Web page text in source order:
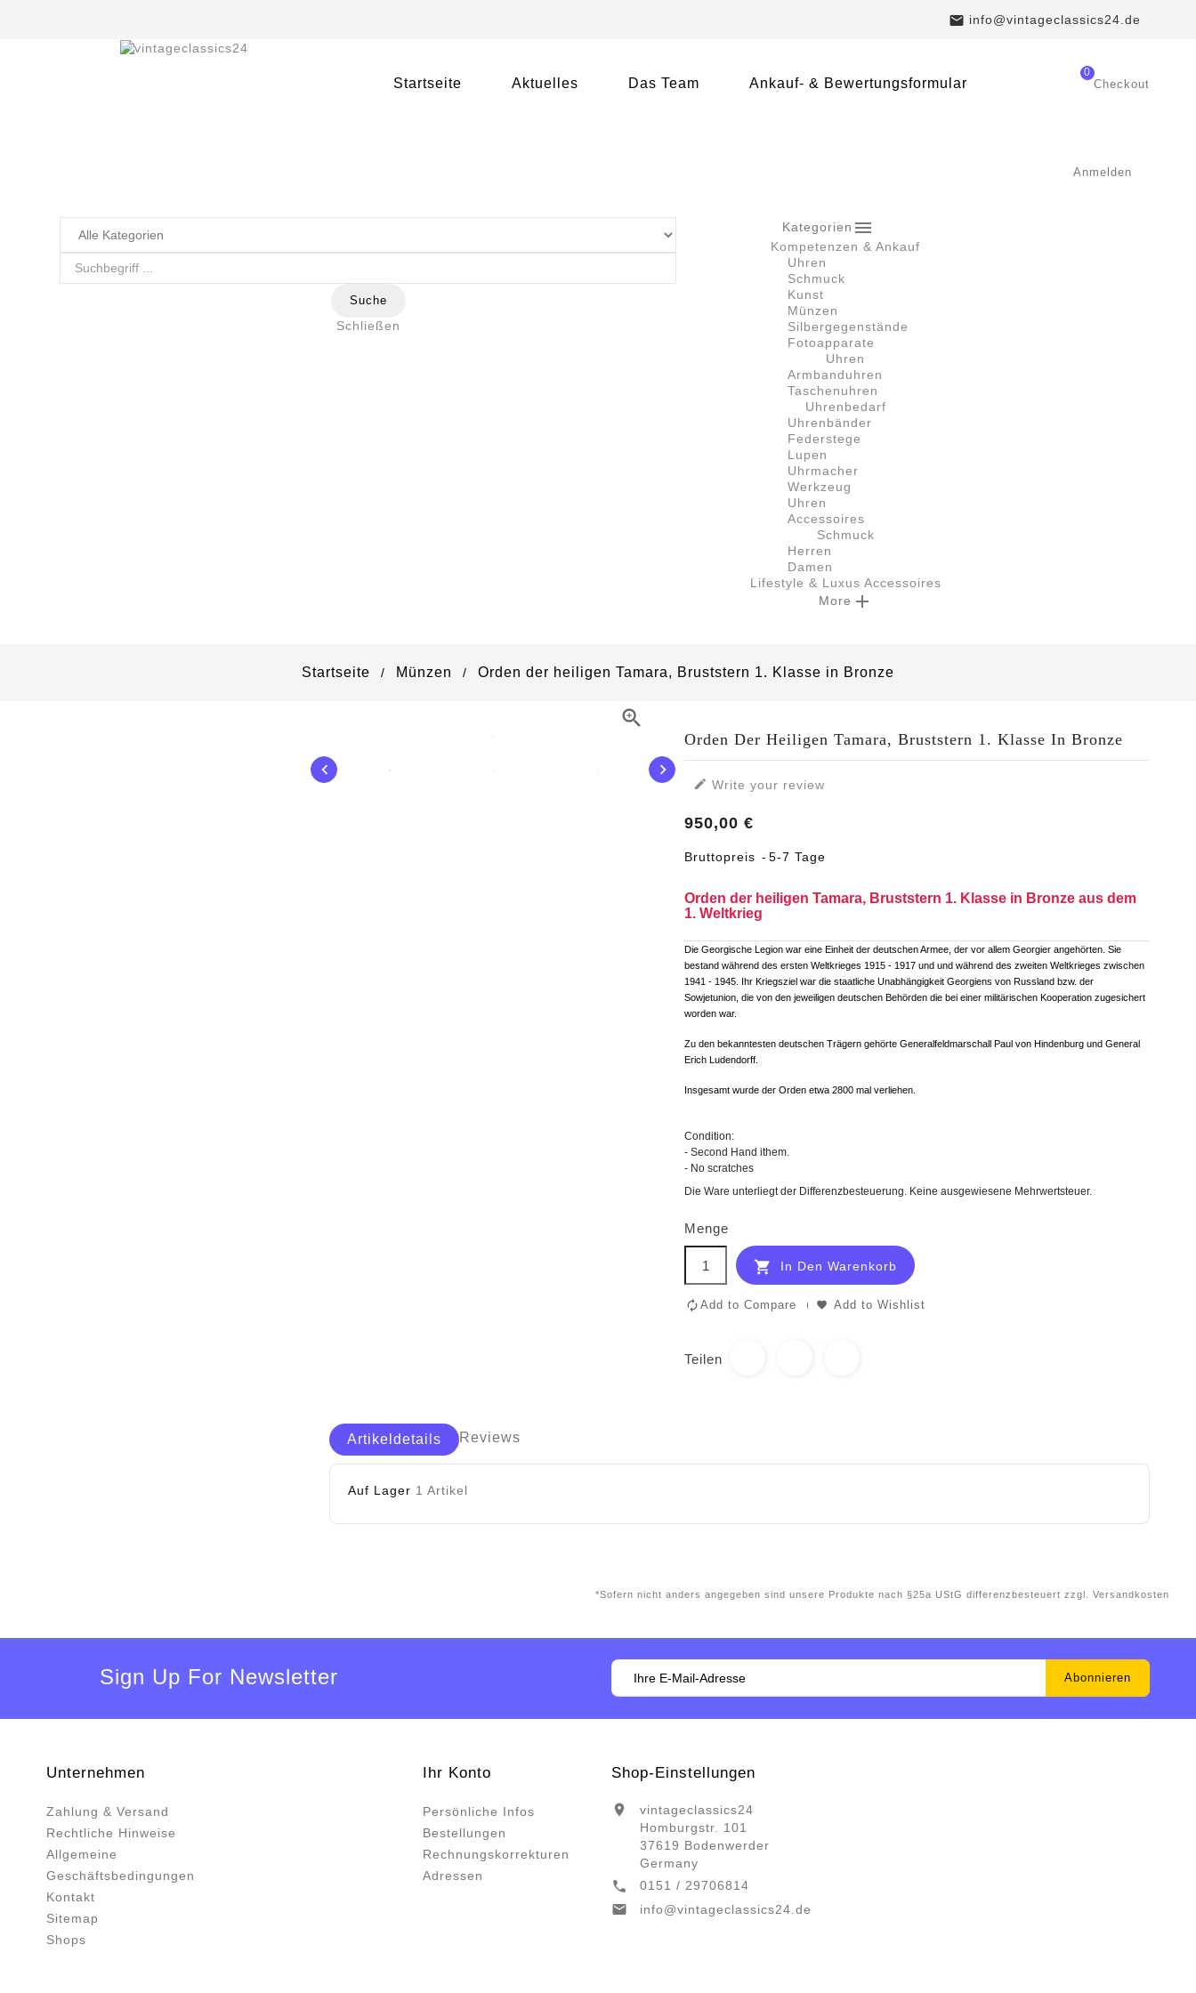
 info@vintageclassics24.de
Startseite Aktuelles Das Team Ankauf- & Bewertungsformular Checkout
0
Anmelden
Suche
Schließen
Kategorien 
Kompetenzen & Ankauf
Uhren
Schmuck
Kunst
Münzen
Silbergegenstände
Fotoapparate
Uhren
Armbanduhren
Taschenuhren
Uhrenbedarf
Uhrenbänder
Federstege
Lupen
Uhrmacher
Werkzeug
Uhren
Accessoires
Schmuck
Herren
Damen
Lifestyle & Luxus Accessoires
More 
Startseite Münzen Orden der heiligen Tamara, Bruststern 1. Klasse in Bronze

 
Orden Der Heiligen Tamara, Bruststern 1. Klasse In Bronze
 Write your review
950,00 €
Bruttopreis 5-7 Tage
Orden der heiligen Tamara, Bruststern 1. Klasse in Bronze aus dem
1. Weltkrieg
Die Georgische Legion war eine Einheit der deutschen Armee, der vor allem Georgier angehörten. Sie
bestand während des ersten Weltkrieges 1915 - 1917 und und während des zweiten Weltkrieges zwischen
1941 - 1945. Ihr Kriegsziel war die staatliche Unabhängigkeit Georgiens von Russland bzw. der
Sowjetunion, die von den jeweiligen deutschen Behörden die bei einer militärischen Kooperation zugesichert
worden war.
Zu den bekanntesten deutschen Trägern gehörte Generalfeldmarschall Paul von Hindenburg und General
Erich Ludendorff.
Insgesamt wurde der Orden etwa 2800 mal verliehen.
Condition:
- Second Hand ithem.
- No scratches
Die Ware unterliegt der Differenzbesteuerung. Keine ausgewiesene Mehrwertsteuer.
Menge
 In Den Warenkorb
Add to Compare Add to Wishlist
Teilen
Artikeldetails Reviews
Auf Lager 1 Artikel
*Sofern nicht anders angegeben sind unsere Produkte nach §25a UStG differenzbesteuert zzgl. Versandkosten
Sign Up For Newsletter
Unternehmen
Zahlung & Versand
Rechtliche Hinweise
Allgemeine
Geschäftsbedingungen
Kontakt
Sitemap
Shops
Ihr Konto
Persönliche Infos
Bestellungen
Rechnungskorrekturen
Adressen
Shop-Einstellungen

vintageclassics24
Homburgstr. 101
37619 Bodenwerder
Germany
 0151 / 29706814
 info@vintageclassics24.de